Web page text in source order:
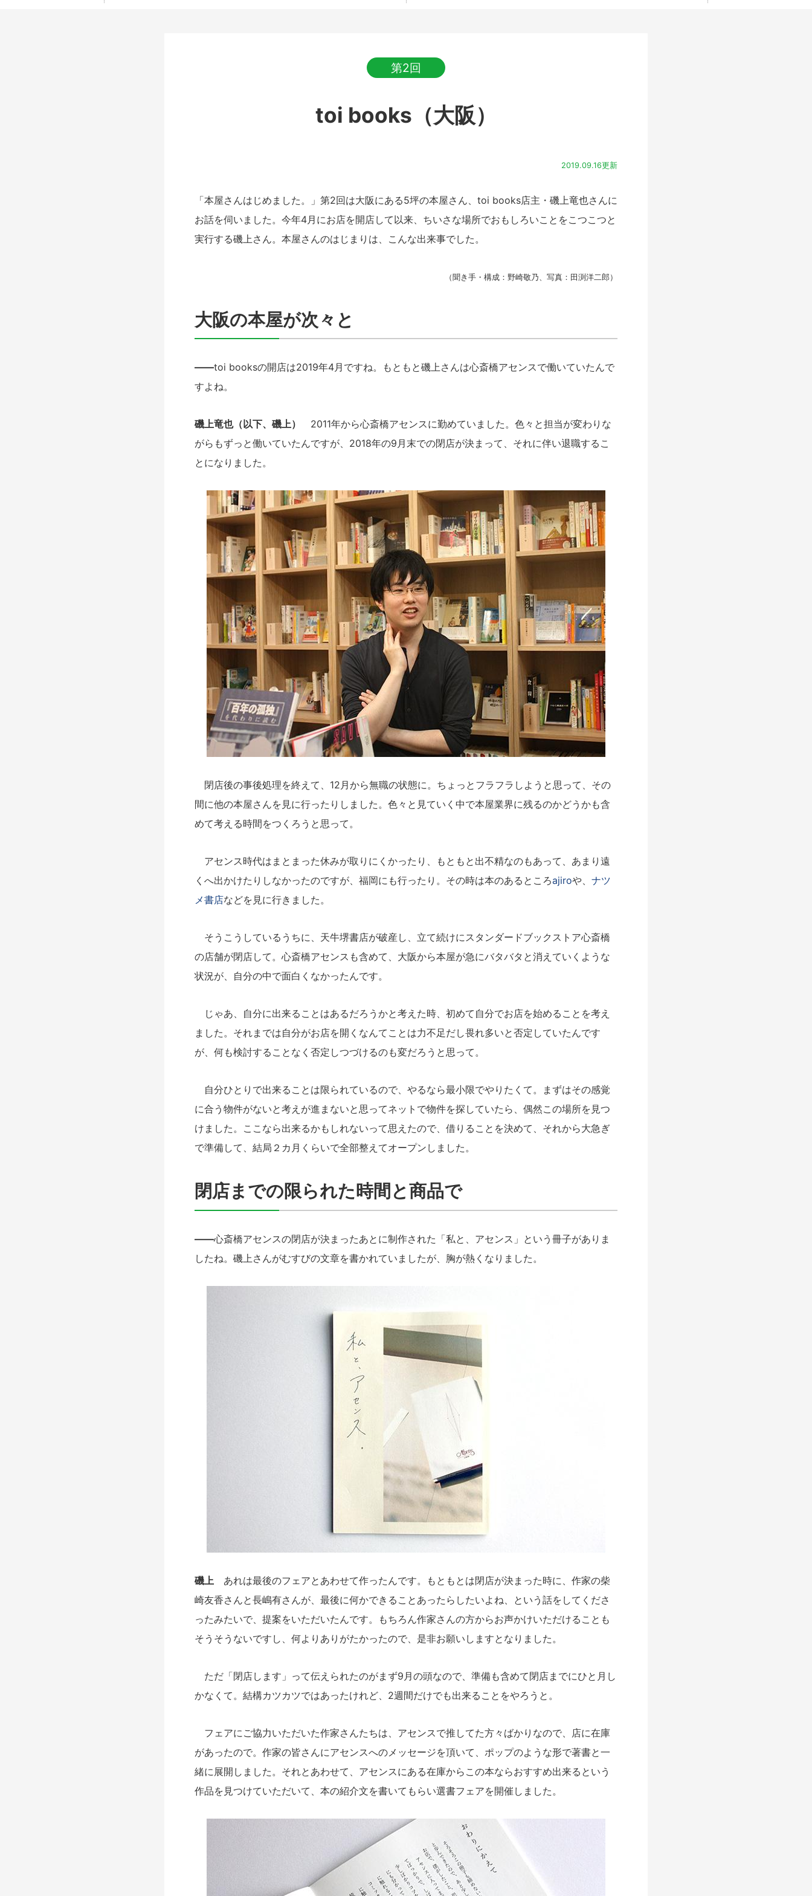
第2回
toi books（大阪）
2019.09.16更新
「本屋さんはじめました。」第2回は大阪にある5坪の本屋さん、toi books店主・磯上竜也さんに
お話を伺いました。今年4月にお店を開店して以来、ちいさな場所でおもしろいことをこつこつと
実行する磯上さん。本屋さんのはじまりは、こんな出来事でした。
（聞き手・構成：野崎敬乃、写真：田渕洋二郎）
大阪の本屋が次々と
――toi booksの開店は2019年4月ですね。もともと磯上さんは心斎橋アセンスで働いていたんで
すよね。
磯上竜也（以下、磯上）
2011年から心斎橋アセンスに勤めていました。色々と担当が変わりな
がらもずっと働いていたんですが、2018年の9月末での閉店が決まって、それに伴い退職するこ
とになりました。
閉店後の事後処理を終えて、12月から無職の状態に。ちょっとフラフラしようと思って、その
間に他の本屋さんを見に行ったりしました。色々と見ていく中で本屋業界に残るのかどうかも含
めて考える時間をつくろうと思って。
アセンス時代はまとまった休みが取りにくかったり、もともと出不精なのもあって、あまり遠
くへ出かけたりしなかったのですが、福岡にも行ったり。その時は本のあるところajiroや、 ナツ
メ書店などを見に行きました。
そうこうしているうちに、天牛堺書店が破産し、立て続けにスタンダードブックストア心斎橋
の店舗が閉店して。心斎橋アセンスも含めて、大阪から本屋が急にバタバタと消えていくような
状況が、自分の中で面白くなかったんです。
じゃあ、自分に出来ることはあるだろうかと考えた時、初めて自分でお店を始めることを考え
ました。それまでは自分がお店を開くなんてことは力不足だし畏れ多いと否定していたんです
が、何も検討することなく否定しつづけるのも変だろうと思って。
自分ひとりで出来ることは限られているので、やるなら最小限でやりたくて。まずはその感覚
に合う物件がないと考えが進まないと思ってネットで物件を探していたら、偶然この場所を見つ
けました。ここなら出来るかもしれないって思えたので、借りることを決めて、それから大急ぎ
で準備して、結局２カ月くらいで全部整えてオープンしました。
閉店までの限られた時間と商品で
――心斎橋アセンスの閉店が決まったあとに制作された「私と、アセンス」という冊子がありま
したね。磯上さんがむすびの文章を書かれていましたが、胸が熱くなりました。
磯上 あれは最後のフェアとあわせて作ったんです。もともとは閉店が決まった時に、作家の柴
崎友香さんと長嶋有さんが、最後に何かできることあったらしたいよね、という話をしてくださ
ったみたいで、提案をいただいたんです。もちろん作家さんの方からお声かけいただけることも
そうそうないですし、何よりありがたかったので、是非お願いしますとなりました。
ただ「閉店します」って伝えられたのがまず9月の頭なので、準備も含めて閉店までにひと月し
かなくて。結構カツカツではあったけれど、2週間だけでも出来ることをやろうと。
フェアにご協力いただいた作家さんたちは、アセンスで推してた方々ばかりなので、店に在庫
があったので。作家の皆さんにアセンスへのメッセージを頂いて、ポップのような形で著書と一
緒に展開しました。それとあわせて、アセンスにある在庫からこの本ならおすすめ出来るという
作品を見つけていただいて、本の紹介文を書いてもらい選書フェアを開催しました。